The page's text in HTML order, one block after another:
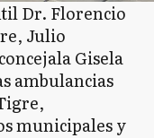
Dr. Florencio
Julio
Gisela
ambulancias
municipales y